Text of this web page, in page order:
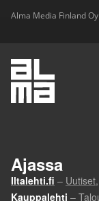
Alma Media Finland Oy